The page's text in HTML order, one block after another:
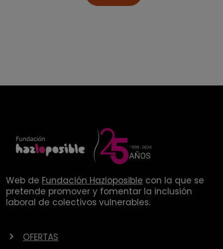
Web de Fundación Hazloposible con la que se
pretende promover y fomentar la inclusión
laboral de colectivos vulnerables.
OFERTAS